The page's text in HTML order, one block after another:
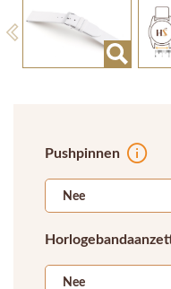
Previous
Pushpinnen